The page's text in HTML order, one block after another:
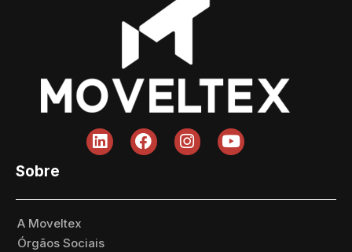
Sobre
A Moveltex
Órgãos Sociais